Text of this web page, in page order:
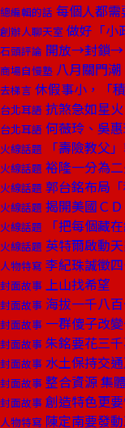
總編輯的話 每個人都需
創辦人聊天室 做好「小
石頭評論 開放→封鎖→
商場自慢塾 八月關門潮
去梯言 休假事小，「
台北耳語 抗煞急如星
台北耳語 何薇玲、吳
火線話題 「壽險教父
火線話題 裕隆一分為
火線話題 郭台銘布局
火線話題 揭開美國Ｃ
火線話題 「把每個藏
火線話題 英特爾啟動
人物特寫 李紀珠誠徵
封面故事 上山找希望
封面故事 海拔一千八
封面故事 一群傻子改
封面故事 朱銘要花三
封面故事 水土保持交
封面故事 整合資源 集
封面故事 創造特色更
人物特寫 陳定南要發